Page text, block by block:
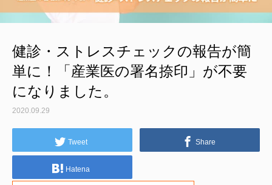
健診・ストレスチェックの報告が簡
単に！「産業医の署名捺印」が不要
になりました。
2020.09.29
Tweet Share
Hatena